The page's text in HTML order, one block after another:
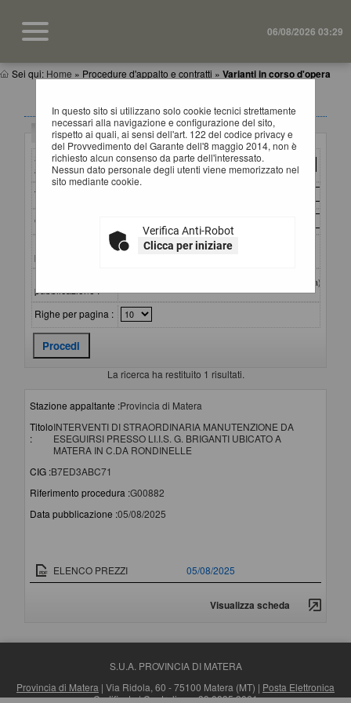
06/08/2026 03:29
Sei qui: Home » Procedure d'appalto e contratti » Varianti in corso d'opera
In questo sito si utilizzano solo cookie tecnici strettamente
necessari alla navigazione e configurazione del sito,
rispetto ai quali, ai sensi dell'art. 122 del codice privacy e
del Provvedimento del Garante dell'8 maggio 2014, non è
richiesto alcun consenso da parte dell'interessato.
Nessun dato personale degli utenti viene memorizzato nel
sito mediante cookie.
Verifica Anti-Robot
Clicca per iniziare
VARIANTI IN CORSO D'OPERA
Criteri di ricerca
Stazione
appaltante :
Titolo :
CIG :
procedura :
pubblicazione :
(gg/mm/aaaa)
Righe per pagina :
La ricerca ha restituito 1 risultati.
Stazione appaltante :Provincia di Matera
Titolo
:
INTERVENTI DI STRAORDINARIA MANUTENZIONE DA
ESEGUIRSI PRESSO LI.I.S. G. BRIGANTI UBICATO A
MATERA IN C.DA RONDINELLE
CIG :B7ED3ABC71
Riferimento procedura :G00882
Data pubblicazione :05/08/2025
ELENCO PREZZI 05/08/2025
Visualizza scheda
S.U.A. PROVINCIA DI MATERA
Provincia di Matera | Via Ridola, 60 - 75100 Matera (MT) | Posta Elettronica
Certificata| Centralino: +39 0835 3061